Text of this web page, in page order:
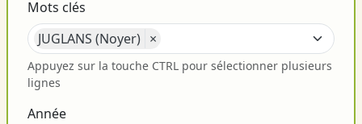
Mots clés
JUGLANS (Noyer) ×
Appuyez sur la touche CTRL pour sélectionner plusieurs
lignes
Année